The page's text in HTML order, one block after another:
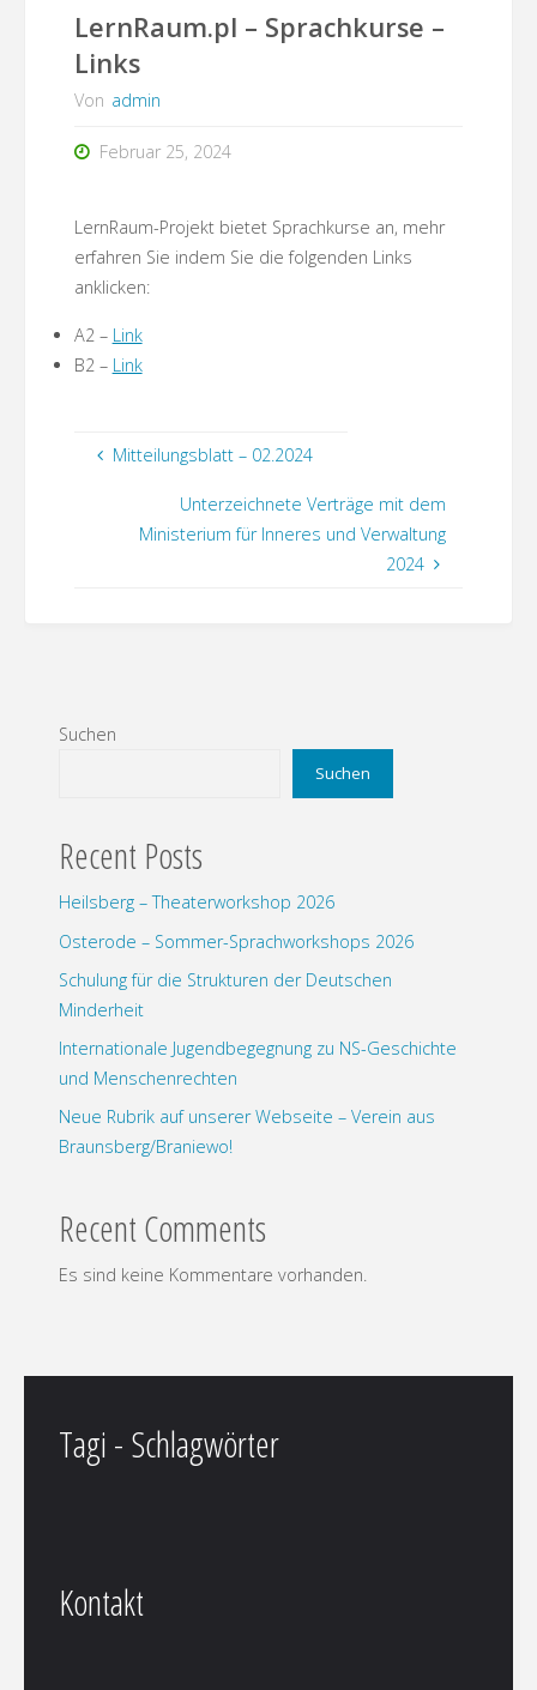
LernRaum.pl – Sprachkurse –
Links
Von admin
Februar 25, 2024
LernRaum-Projekt bietet Sprachkurse an, mehr
erfahren Sie indem Sie die folgenden Links
anklicken:
A2 – Link
B2 – Link
Mitteilungsblatt – 02.2024
Unterzeichnete Verträge mit dem
Ministerium für Inneres und Verwaltung
2024
Suchen
Suchen
Recent Posts
Heilsberg – Theaterworkshop 2026
Osterode – Sommer-Sprachworkshops 2026
Schulung für die Strukturen der Deutschen
Minderheit
Internationale Jugendbegegnung zu NS-Geschichte
und Menschenrechten
Neue Rubrik auf unserer Webseite – Verein aus
Braunsberg/Braniewo!
Recent Comments
Es sind keine Kommentare vorhanden.
Tagi - Schlagwörter
Kontakt